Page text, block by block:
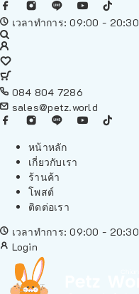
เวลาทำการ: 09:00 - 20:30
084 804 7286
sales@petz.world
หน้าหลัก
เกี่ยวกับเรา
ร้านค้า
โพสต์
ติดต่อเรา
เวลาทำการ: 09:00 - 20:30
Login